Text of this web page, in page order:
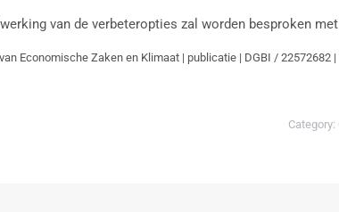
van de verbeteropties zal worden besproken
Economische Zaken en Klimaat | publicatie | DGBI / 22572682
Category: